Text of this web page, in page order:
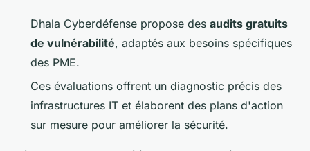
Dhala Cyberdéfense propose des audits gratuits
de vulnérabilité, adaptés aux besoins spécifiques
des PME.
Ces évaluations offrent un diagnostic précis des
infrastructures IT et élaborent des plans d'action
sur mesure pour améliorer la sécurité.